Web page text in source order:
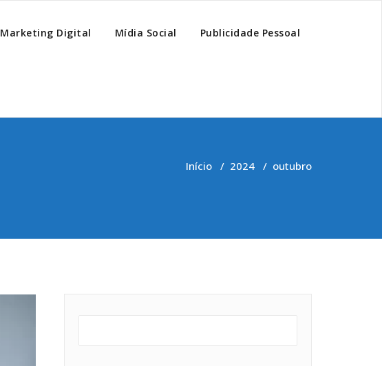
Marketing Digital Mídia Social Publicidade Pessoal
Início / 2024 / outubro